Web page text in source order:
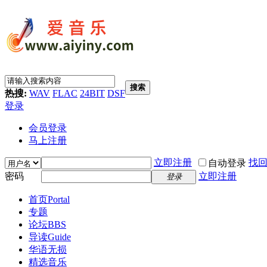
热搜: WAV FLAC 24BIT DSF
搜索
登录
会员登录
马上注册
立即注册 自动登录 找
密码
登录 立即注册
首页Portal
专题
论坛BBS
导读Guide
华语无损
精选音乐